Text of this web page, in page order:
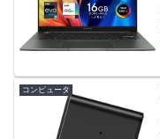
コンピュータ